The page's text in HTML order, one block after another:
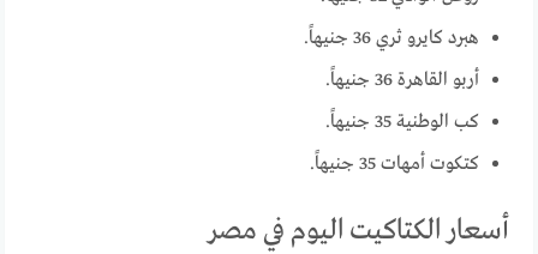
هبرد كايرو ثري 36 جنيهاً.
أربو القاهرة 36 جنيهاً.
كب الوطنية 35 جنيهاً.
كتكوت أمهات 35 جنيهاً.
أسعار الكتاكيت اليوم في مصر